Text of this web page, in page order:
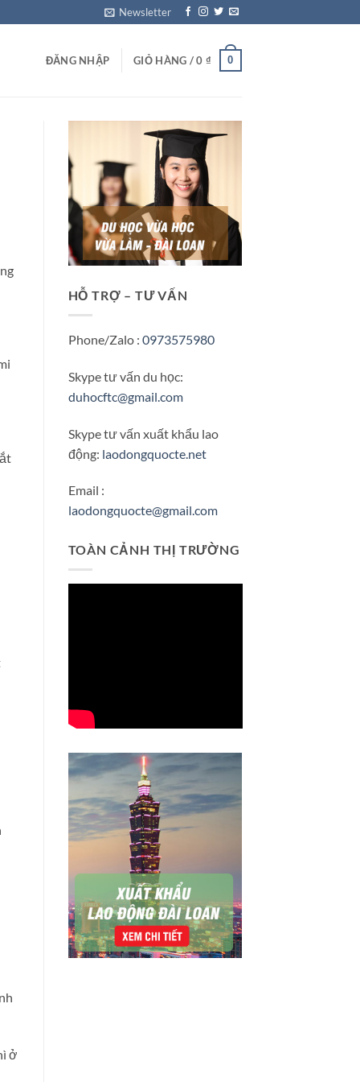
Newsletter
ĐĂNG NHẬP GIỎ HÀNG /0 ₫ 0
ở
HỖ TRỢ – TƯ VẤN
Phone/Zalo : 0973575980
Skype tư vấn du học:
duhocftc@gmail.com
Skype tư vấn xuất khẩu lao
động: laodongquocte.net
Email :
laodongquocte@gmail.com
TOÀN CẢNH THỊ TRƯỜNG